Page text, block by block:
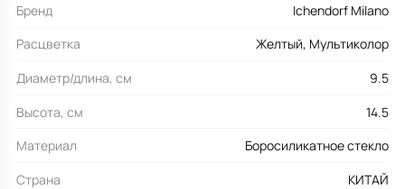
Бренд
Ichendorf Milano
Расцветка
Желтый, Мультиколор
Диаметр/длина, см
9.5
Высота, см
14.5
Материал
Боросиликатное стекло
Страна
КИТАЙ